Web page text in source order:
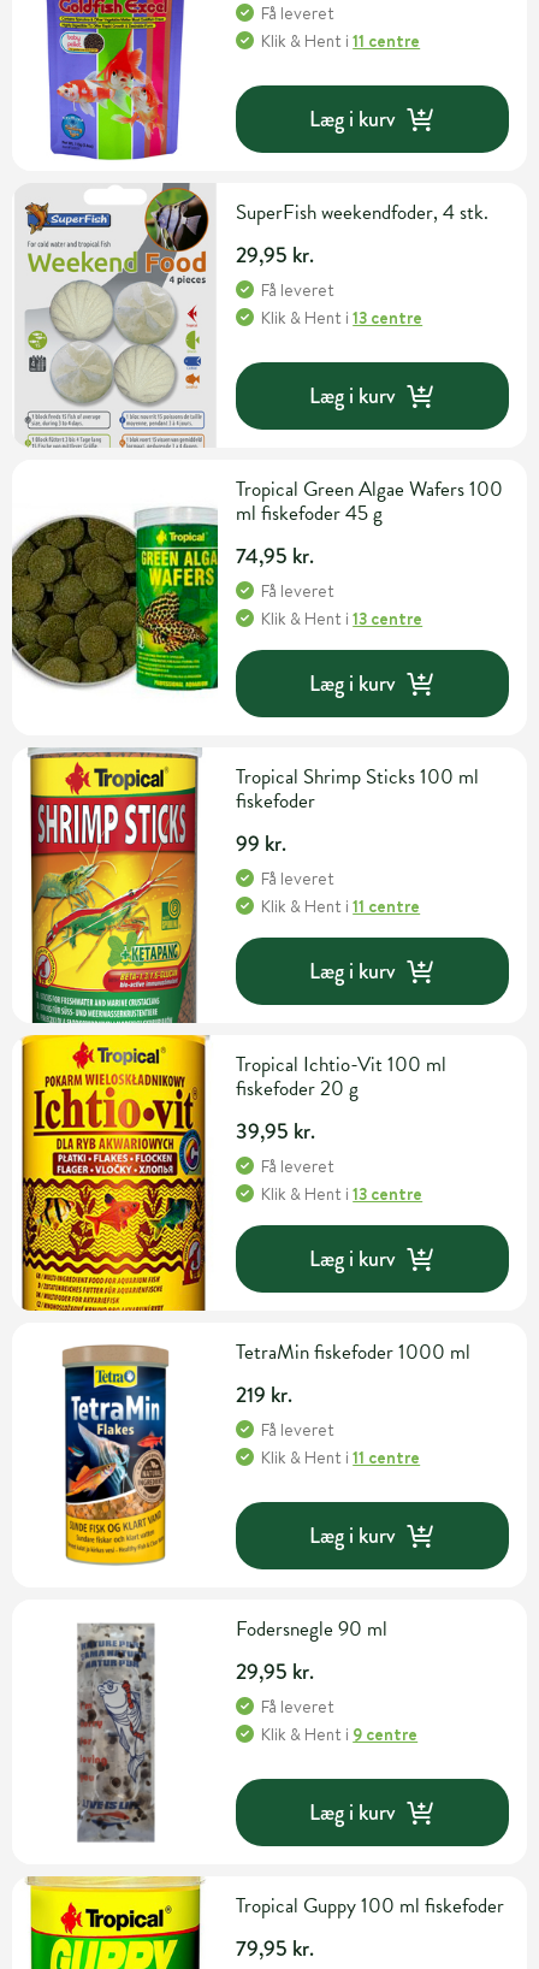
Få leveret
Klik & Hent i11 centre
Læg i kurv
SuperFish weekendfoder, 4 stk.
29,95 kr.
Få leveret
Klik & Hent i13 centre
Læg i kurv
Tropical Green Algae Wafers 100
ml fiskefoder 45 g
74,95 kr.
Få leveret
Klik & Hent i13 centre
Læg i kurv
Tropical Shrimp Sticks 100 ml
fiskefoder
99 kr.
Få leveret
Klik & Hent i11 centre
Læg i kurv
Tropical Ichtio-Vit 100 ml
fiskefoder 20 g
39,95 kr.
Få leveret
Klik & Hent i13 centre
Læg i kurv
TetraMin fiskefoder 1000 ml
219 kr.
Få leveret
Klik & Hent i11 centre
Læg i kurv
Fodersnegle 90 ml
29,95 kr.
Få leveret
Klik & Hent i 9 centre
Læg i kurv
Tropical Guppy 100 ml fiskefoder
79,95 kr.